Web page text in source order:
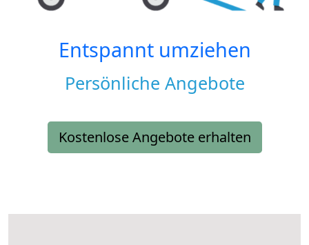
Entspannt umziehen
Persönliche Angebote
Kostenlose Angebote erhalten